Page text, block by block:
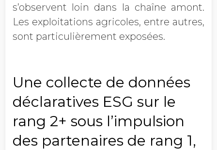
s’observent loin dans la chaîne amont.
Les exploitations agricoles, entre autres,
sont particulièrement exposées.
Une collecte de données
déclaratives ESG sur le
rang 2+ sous l’impulsion
des partenaires de rang 1,